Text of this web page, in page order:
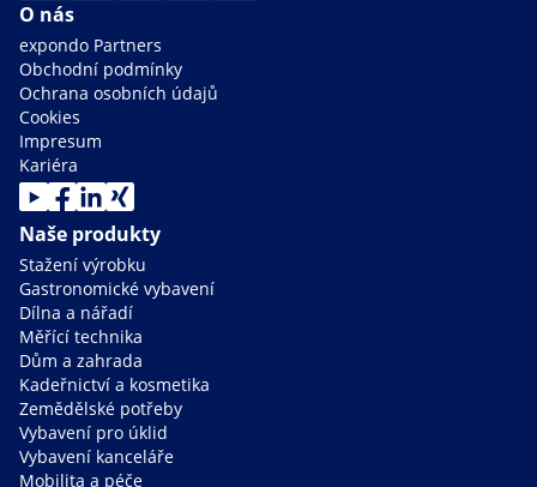
O nás
expondo Partners
Obchodní podmínky
Ochrana osobních údajů
Cookies
Impresum
Kariéra
Naše produkty
Stažení výrobku
Gastronomické vybavení
Dílna a nářadí
Měřící technika
Dům a zahrada
Kadeřnictví a kosmetika
Zemědělské potřeby
Vybavení pro úklid
Vybavení kanceláře
Mobilita a péče